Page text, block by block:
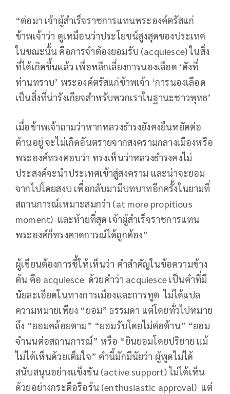
“ต่อมา เจ้าผู้สำเร็จราชการแทนพระองค์ตรัสแก่
ข้าพเจ้าว่า ดูเหมือนว่าประโยชน์สูงสุดของประเทศ
ในขณะนั้น คือการจำต้องยอมรับ (acquiesce) ในสิ่ง
ที่ได้เกิดขึ้นแล้ว เพื่อหลีกเลี่ยงการนองเลือด ‘ดังที่
ท่านทราบ’ พระองค์ตรัสแก่ข้าพเจ้า ‘การนองเลือด
เป็นสิ่งที่น่ารังเกียจสำหรับพวกเราในฐานะชาวพุทธ’
เมื่อข้าพเจ้าถามว่าหากหลวงธำรงยังคงยืนหยัดต่อ
ต้านอยู่ จะไม่เกิดอันตรายจากสงครามกลางเมืองหรือ
พระองค์ทรงตอบว่า ทรงเห็นว่าหลวงธำรงคงไม่
ประสงค์จะนำประเทศเข้าสู่สงคราม และน่าจะยอม
จากไปโดยสงบ เพื่อกลับมามีบทบาทอีกครั้งในยามที่
สถานการณ์เหมาะสมกว่า (at more propitious
moment) และท้ายที่สุด เจ้าผู้สำเร็จราชการแทน
พระองค์ก็ทรงคาดการณ์ได้ถูกต้อง”
ผู้เขียนต้องการชี้ให้เห็นว่า คำสำคัญในข้อความข้าง
ต้น คือ acquiesce ด้วยคำว่า acquiesce เป็นคำที่มี
นัยละเอียดในทางการเมืองและการทูต ไม่ได้แปล
ความหมายเพียง “ยอม” ธรรมดา แต่โดยทั่วไปหมาย
ถึง “ยอมคล้อยตาม” “ยอมรับโดยไม่ต่อต้าน” “ยอม
จำนนต่อสถานการณ์” หรือ “ยินยอมโดยปริยาย แม้
ไม่ได้เห็นด้วยเต็มใจ” คำนี้มักมีนัยว่า ผู้พูดไม่ได้
สนับสนุนอย่างแข็งขัน (active support) ไม่ได้เห็น
ด้วยอย่างกระตือรือร้น (enthusiastic approval) แต่